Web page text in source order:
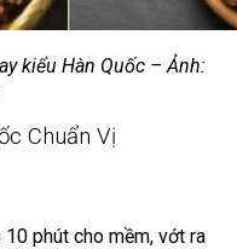
kiểu Hàn Quốc – Ảnh:
Chuẩn Vị
phút cho mềm, vớt ra